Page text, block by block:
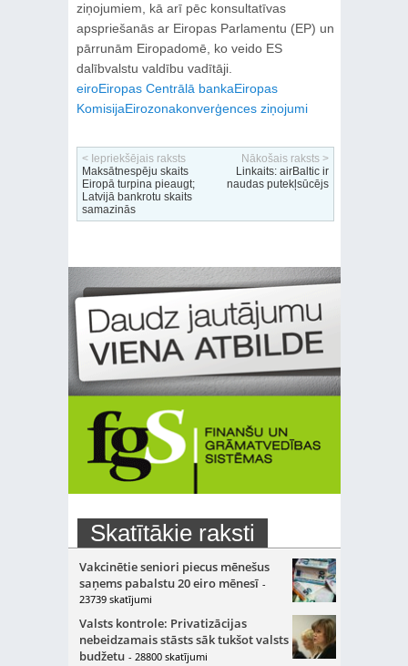
ziņojumiem, kā arī pēc konsultatīvas
apspriešanās ar Eiropas Parlamentu (EP) un
pārrunām Eiropadomē, ko veido ES
dalībvalstu valdību vadītāji.
eiroEiropas Centrālā bankaEiropas
KomisijaEirozonakonverģences ziņojumi
< Iepriekšējais raksts
Maksātnespēju skaits
Eiropā turpina pieaugt;
Latvijā bankrotu skaits
samazinās
Nākošais raksts >
Linkaits: airBaltic ir
naudas putekļsūcējs
Skatītākie raksti
Vakcinētie seniori piecus mēnešus
saņems pabalstu 20 eiro mēnesī -
23739 skatījumi
Valsts kontrole: Privatizācijas
nebeidzamais stāsts sāk tukšot valsts
budžetu - 28800 skatījumi